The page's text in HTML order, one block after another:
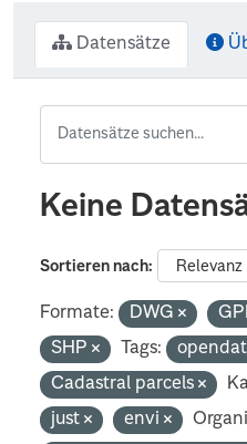
Datensätze
Keine
Sortieren nach
Formate: DWG
SHP
Tags:
Cadastral parcels
just
envi